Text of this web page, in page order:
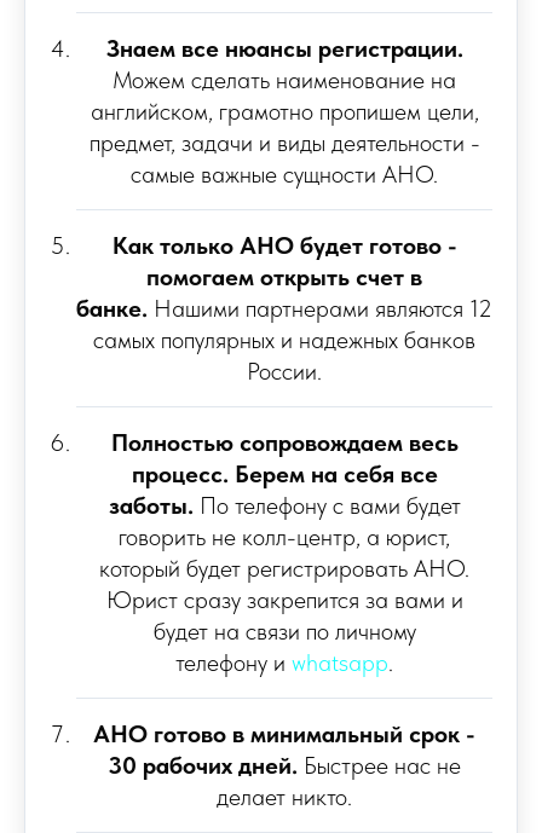
Знаем все нюансы регистрации.
Можем сделать наименование на
английском, грамотно пропишем цели,
предмет, задачи и виды деятельности -
самые важные сущности АНО.
Как только АНО будет готово -
помогаем открыть счет в
банке. Нашими партнерами являются 12
самых популярных и надежных банков
России.
Полностью сопровождаем весь
процесс. Берем на себя все
заботы. По телефону с вами будет
говорить не колл-центр, а юрист,
который будет регистрировать АНО.
Юрист сразу закрепится за вами и
будет на связи по личному
телефону и whatsapp.
АНО готово в минимальный срок -
30 рабочих дней. Быстрее нас не
делает никто.